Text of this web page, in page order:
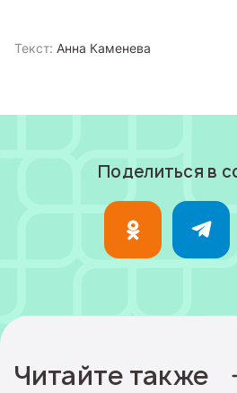
Текст: Анна Каменева
Поделиться в
Читайте также